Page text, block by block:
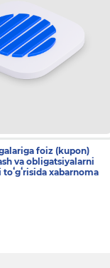
foiz (kupon)
va obligatsiyalarni
xabarnoma